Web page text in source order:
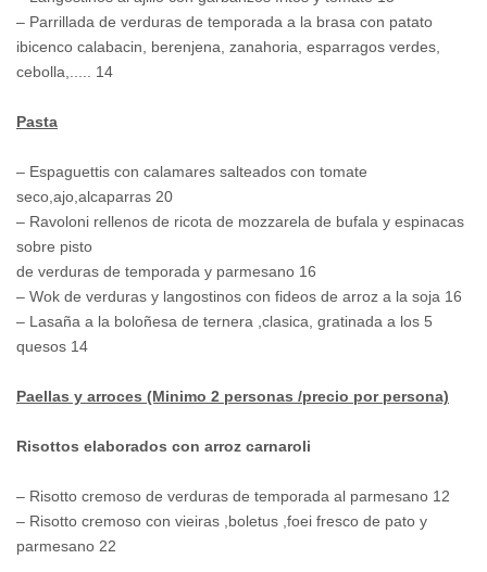
– Parrillada de verduras de temporada a la brasa con patato
ibicenco calabacin, berenjena, zanahoria, esparragos verdes,
cebolla,..... 14
Pasta
– Espaguettis con calamares salteados con tomate
seco,ajo,alcaparras 20
– Ravoloni rellenos de ricota de mozzarela de bufala y espinacas
sobre pisto
de verduras de temporada y parmesano 16
– Wok de verduras y langostinos con fideos de arroz a la soja 16
– Lasaña a la boloñesa de ternera ,clasica, gratinada a los 5
quesos 14
Paellas y arroces (Minimo 2 personas /precio por persona)
Risottos elaborados con arroz carnaroli
– Risotto cremoso de verduras de temporada al parmesano 12
– Risotto cremoso con vieiras ,boletus ,foei fresco de pato y
parmesano 22